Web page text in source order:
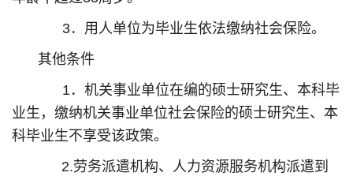
3．用人单位为毕业生依法缴纳社会保险。
其他条件
1．机关事业单位在编的硕士研究生、本科毕
业生，缴纳机关事业单位社会保险的硕士研究生、本
科毕业生不享受该政策。
2.劳务派遣机构、人力资源服务机构派遣到